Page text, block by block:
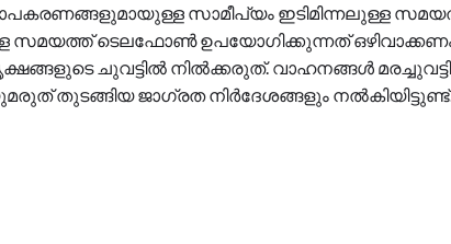
സാമീപ്യം ഇടിമിന്നലുള്ള
സമയത്ത് ടെലഫോൺ ഉപയോഗിക്കുന്നത് ഒഴിവാക്കണം.
ചുവട്ടിൽ നിൽക്കരുത്‌. വാഹനങ്ങൾ
തുടങ്ങിയ ജാഗ്രത നിർദേശങ്ങളും